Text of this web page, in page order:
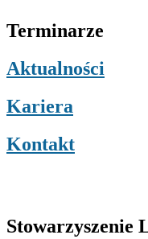
Terminarze
Aktualności
Kariera
Kontakt
Stowarzyszenie